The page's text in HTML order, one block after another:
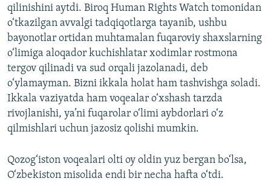
qilinishini aytdi. Biroq Human Rights Watch tomonidan
o‘tkazilgan avvalgi tadqiqotlarga tayanib, ushbu
bayonotlar ortidan muhtamalan fuqaroviy shaxslarning
o‘limiga aloqador kuchishlatar xodimlar rostmona
tergov qilinadi va sud orqali jazolanadi, deb
o‘ylamayman. Bizni ikkala holat ham tashvishga soladi.
Ikkala vaziyatda ham voqealar o‘xshash tarzda
rivojlanishi, ya’ni fuqarolar o‘limi aybdorlari o‘z
qilmishlari uchun jazosiz qolishi mumkin.
Qozog‘iston voqealari olti oy oldin yuz bergan bo‘lsa,
O‘zbekiston misolida endi bir necha hafta o‘tdi.